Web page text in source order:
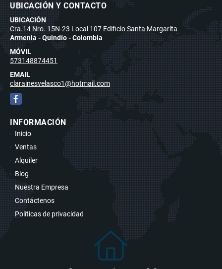
UBICACIÓN Y CONTACTO
UBICACIÓN
Cra.14 Nro. 15N-23 Local 107 Edificio Santa Margarita
Armenia - Quindío - Colombia
MÓVIL
573148874451
EMAIL
clarainesvelasco1@hotmail.com
Facebook
INFORMACIÓN
Inicio
Ventas
Alquiler
Blog
Nuestra Empresa
Contáctenos
Políticas de privacidad